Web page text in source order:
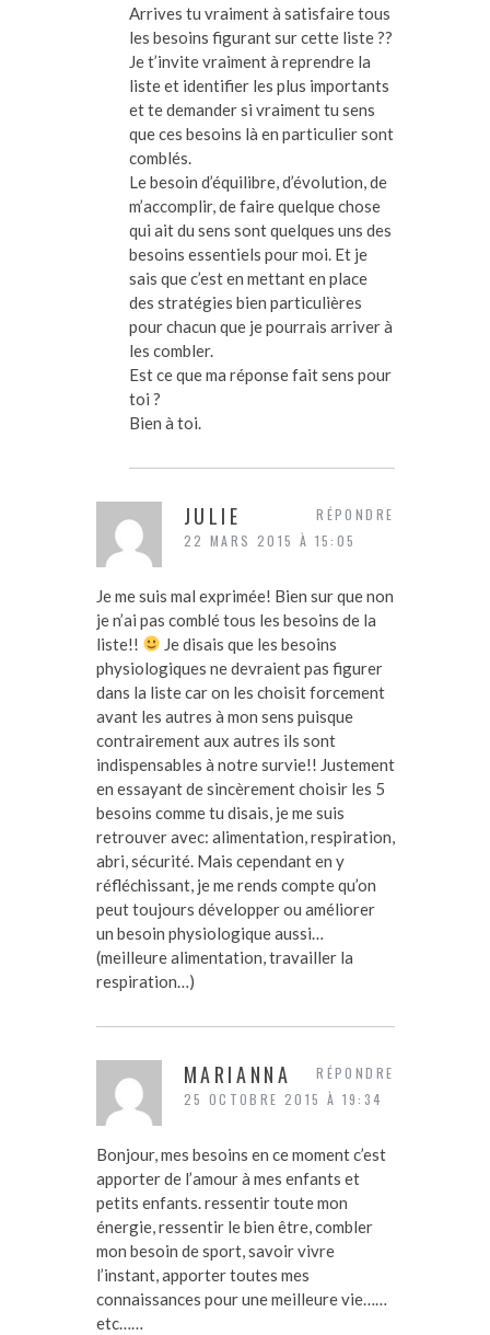
Arrives tu vraiment à satisfaire tous
les besoins figurant sur cette liste ??
Je t’invite vraiment à reprendre la
liste et identifier les plus importants
et te demander si vraiment tu sens
que ces besoins là en particulier sont
comblés.
Le besoin d’équilibre, d’évolution, de
m’accomplir, de faire quelque chose
qui ait du sens sont quelques uns des
besoins essentiels pour moi. Et je
sais que c’est en mettant en place
des stratégies bien particulières
pour chacun que je pourrais arriver à
les combler.
Est ce que ma réponse fait sens pour
toi ?
Bien à toi.
JULIE
22 MARS 2015 À 15:05
Je me suis mal exprimée! Bien sur que non
je n’ai pas comblé tous les besoins de la
liste!!
Je disais que les besoins
physiologiques ne devraient pas figurer
dans la liste car on les choisit forcement
avant les autres à mon sens puisque
contrairement aux autres ils sont
indispensables à notre survie!! Justement
en essayant de sincèrement choisir les 5
besoins comme tu disais, je me suis
retrouver avec: alimentation, respiration,
abri, sécurité. Mais cependant en y
réfléchissant, je me rends compte qu’on
peut toujours développer ou améliorer
un besoin physiologique aussi…
(meilleure alimentation, travailler la
respiration…)
RÉPONDRE
MARIANNA
25 OCTOBRE 2015 À 19:34
Bonjour, mes besoins en ce moment c’est
apporter de l’amour à mes enfants et
petits enfants. ressentir toute mon
énergie, ressentir le bien être, combler
mon besoin de sport, savoir vivre
l’instant, apporter toutes mes
connaissances pour une meilleure vie……
etc……
RÉPONDRE